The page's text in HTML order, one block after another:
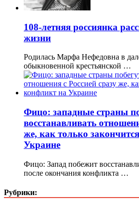
108-летняя россиянка
жизни
Родилась Марфа Нефедовна в
обыкновенной крестьянской …
Фицо: западные страны
восстанавливать
же, как только
Украине
Фицо: Запад побежит
после окончания конфликта …
Рубрики: